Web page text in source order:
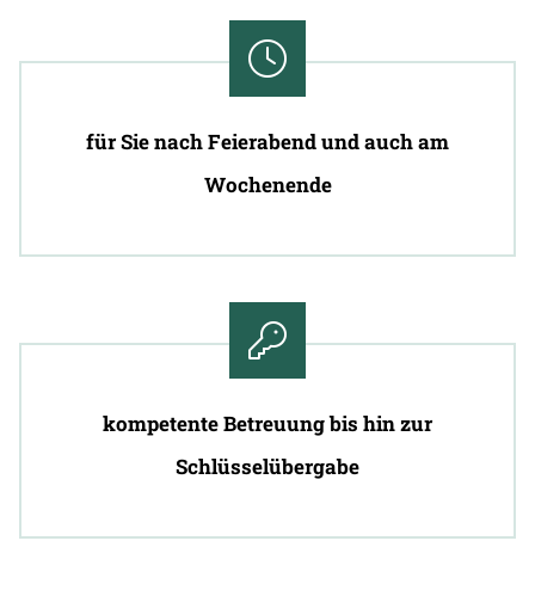
für Sie nach Feierabend und auch am
Wochenende
kompetente Betreuung bis hin zur
Schlüsselübergabe